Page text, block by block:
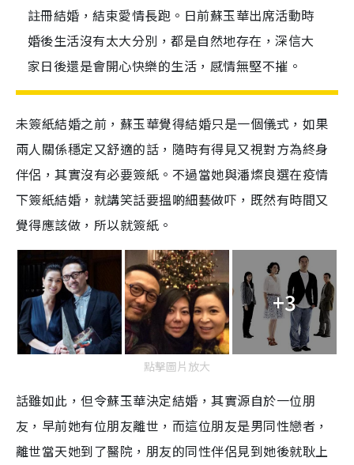
註冊結婚，結束愛情長跑。日前蘇玉華出席活動時
婚後生活沒有太大分別，都是自然地存在，深信大
家日後還是會開心快樂的生活，感情無堅不摧。
未簽紙結婚之前，蘇玉華覺得結婚只是一個儀式，如果
兩人關係穩定又舒適的話，隨時有得見又視對方為終身
伴侶，其實沒有必要簽紙。不過當她與潘燦良選在疫情
下簽紙結婚，就講笑話要搵啲細藝做吓，既然有時間又
覺得應該做，所以就簽紙。
+3
點擊圖片放大
話雖如此，但令蘇玉華決定結婚，其實源自於一位朋
友，早前她有位朋友離世，而這位朋友是男同性戀者，
離世當天她到了醫院，朋友的同性伴侶見到她後就耿上